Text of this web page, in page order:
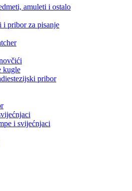
amuleti i ostalo
i pribor za pisanje
kugle
pribor
i svijećnjaci